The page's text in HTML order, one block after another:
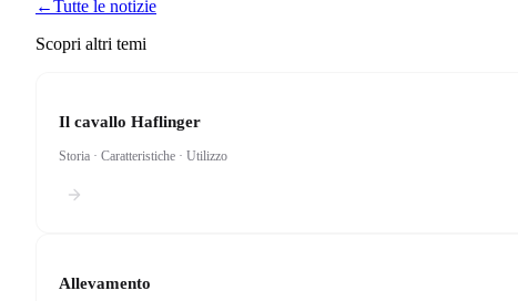
←Tutte le notizie
Scopri altri temi
Il cavallo Haflinger
Storia · Caratteristiche · Utilizzo
Allevamento